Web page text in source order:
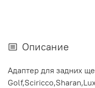
Описание
Адаптер для задних